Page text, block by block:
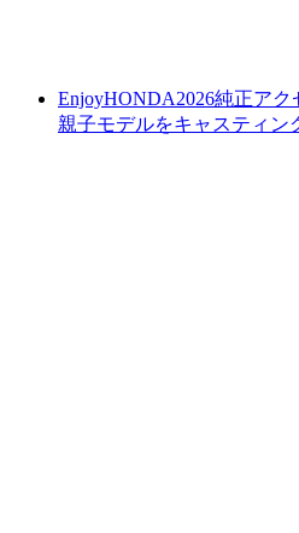
EnjoyHONDA2026純正アク
親子モデルをキャスティン